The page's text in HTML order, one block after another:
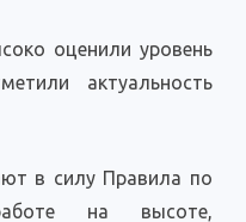
оценили уровень
актуальность
в силу Правила по
на высоте,